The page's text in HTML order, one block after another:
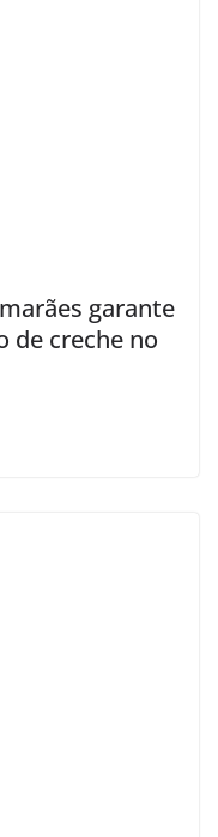
garante
de creche no